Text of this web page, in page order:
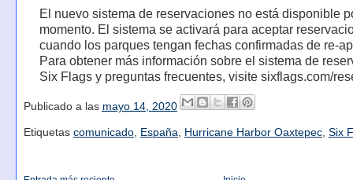
El nuevo sistema de reservaciones no está disponible
momento. El sistema se activará para aceptar
cuando los parques tengan fechas confirmadas de re-
Para obtener más información sobre el sistema de
Six Flags y preguntas frecuentes, visite sixflags.com/
Publicado a las mayo 14, 2020
Etiquetas comunicado, España Hurricane Harbor Oaxtepec, Six